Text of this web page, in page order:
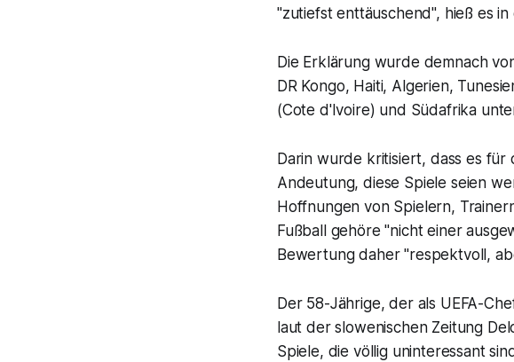
"zutiefst enttäuschend", hieß es
Die Erklärung wurde demnach
DR Kongo, Haiti, Algerien,
(Cote d'Ivoire) und Südafrika
Darin wurde kritisiert, dass es
Andeutung, diese Spiele seien
Hoffnungen von Spielern,
Fußball gehöre "nicht einer
Bewertung daher "respektvoll,
Der 58-Jährige, der als UEFA-
laut der slowenischen Zeitung
Spiele, die völlig uninteressant